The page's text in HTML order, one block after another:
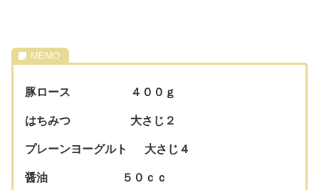
豚ロース ４００ｇ
はちみつ 大さじ２
プレーンヨーグルト 大さじ４
醤油 ５０ｃｃ